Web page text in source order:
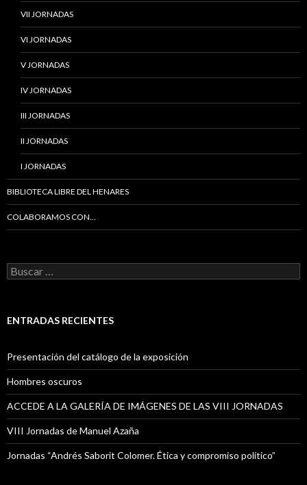
VII JORNADAS
VI JORNADAS
V JORNADAS
IV JORNADAS
III JORNADAS
II JORNADAS
I JORNADAS
BIBLIOTECA LIBRE DEL HENARES
COLABORAMOS CON…
B
u
a
ENTRADAS RECIENTES
Presentación del catálogo de la exposición
Hombres oscuros
ACCEDE A LA GALERÍA DE IMÁGENES DE LAS VIII JORNADAS
VIII Jornadas de Manuel Azaña
Jornadas “Andrés Saborit Colomer. Ética y compromiso político”